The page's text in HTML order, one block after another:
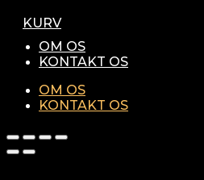
KURV
OM OS
KONTAKT OS
OM OS
KONTAKT OS